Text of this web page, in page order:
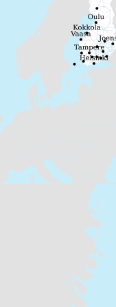
Lajittelu
Löytyi 1
Natural risk zones
Preliminary flood
Suodattimen
Havaitut tulva-